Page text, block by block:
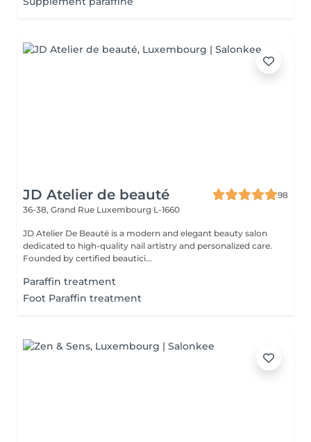
JD Atelier de beauté
98
36-38, Grand Rue Luxembourg L-1660
JD Atelier De Beauté is a modern and elegant beauty salon
dedicated to high-quality nail artistry and personalized care.
Founded by certified beautici...
Paraffin treatment
Foot Paraffin treatment